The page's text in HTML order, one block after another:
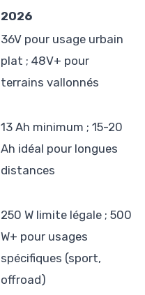
2026
36V pour usage urbain
plat ; 48V+ pour
terrains vallonnés
13 Ah minimum ; 15-20
Ah idéal pour longues
distances
250 W limite légale ; 500
W+ pour usages
spécifiques (sport,
offroad)